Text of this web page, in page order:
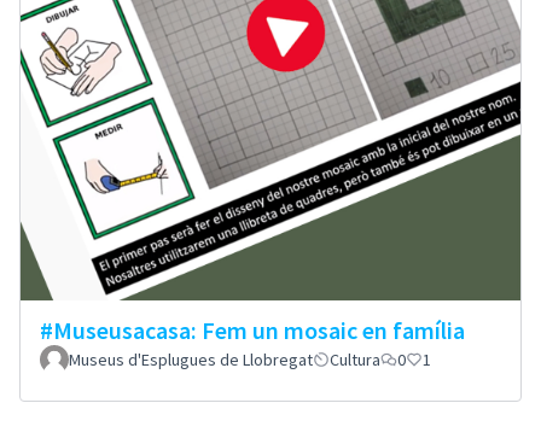
#Museusacasa: Fem un mosaic en família
Museus d'Esplugues de Llobregat Cultura 0 1